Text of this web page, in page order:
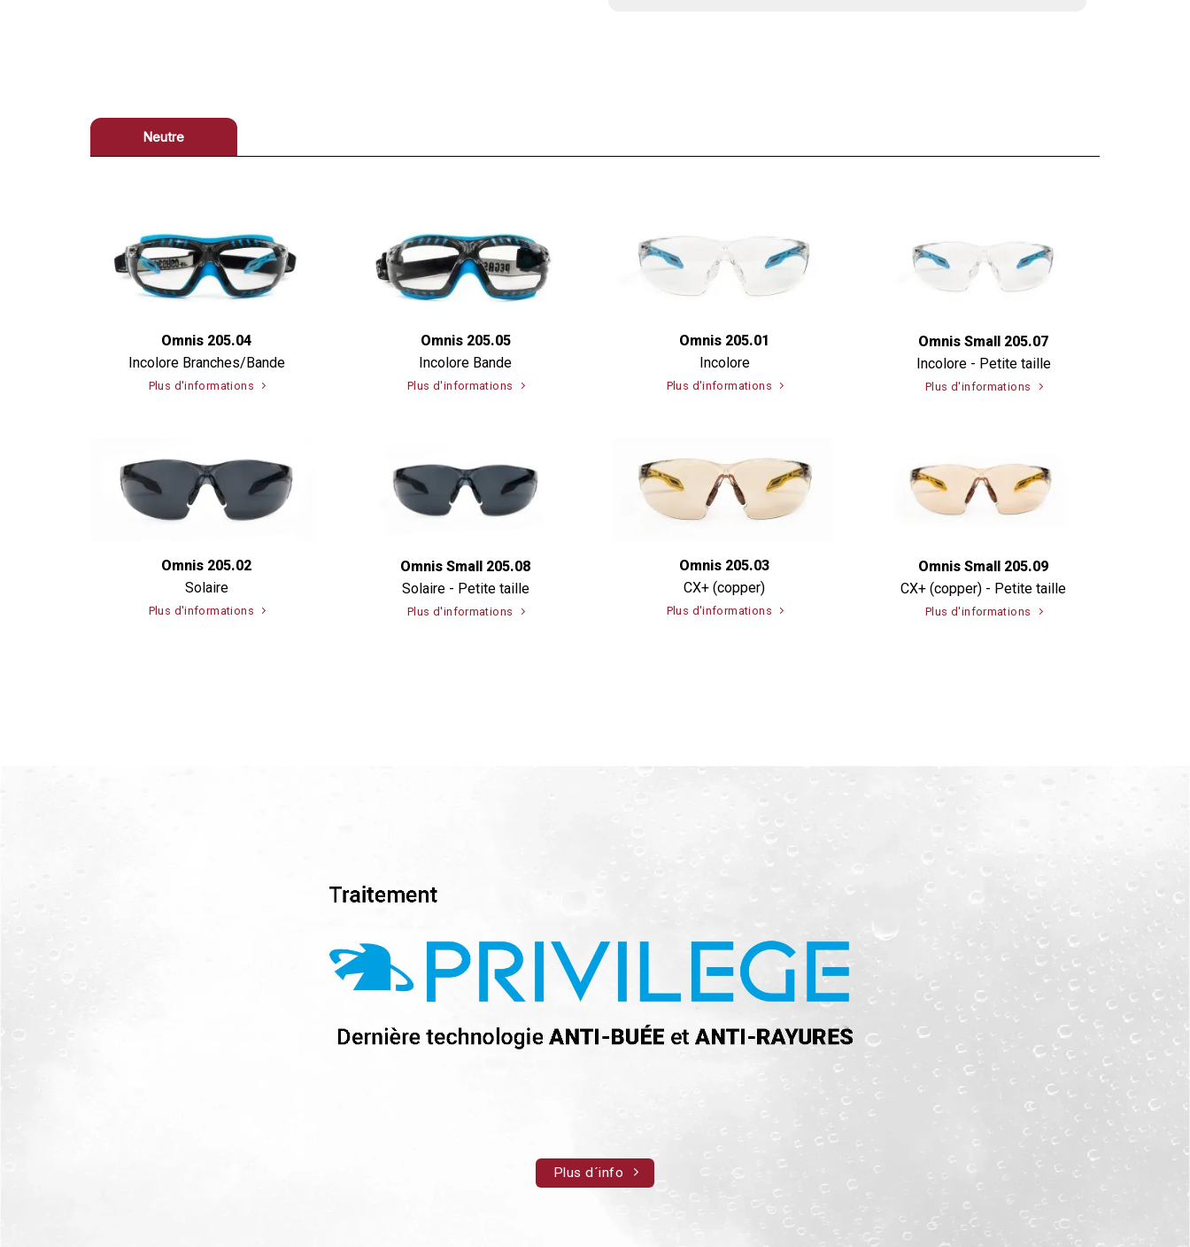
Neutre
Omnis 205.04
Incolore Branches/Bande
Plus d'informations
Omnis 205.05
Incolore Bande
Plus d'informations
Omnis 205.01
Incolore
Plus d'informations
Omnis Small 205.07
Incolore - Petite taille
Plus d'informations
Omnis 205.02
Solaire
Plus d'informations
Omnis Small 205.08
Solaire - Petite taille
Plus d'informations
Omnis 205.03
CX+ (copper)
Plus d'informations
Omnis Small 205.09
CX+ (copper) - Petite taille
Plus d'informations
Plus d´info